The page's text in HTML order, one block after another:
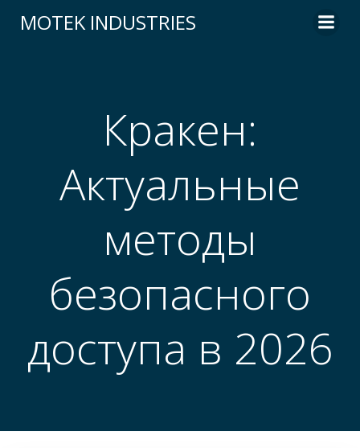
to
MOTEK INDUSTRIES
Кракен:
Актуальные
методы
безопасного
доступа в 2026